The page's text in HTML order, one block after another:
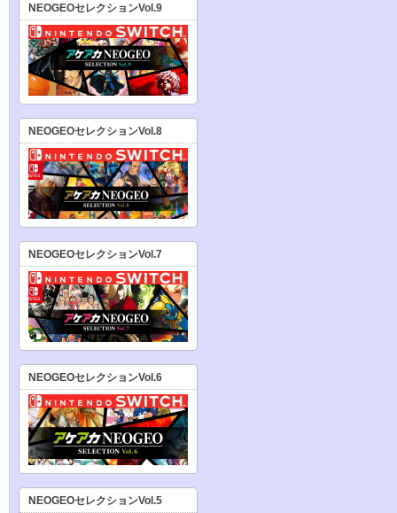
NEOGEOセレクションVol.9
NEOGEOセレクションVol.8
NEOGEOセレクションVol.7
NEOGEOセレクションVol.6
NEOGEOセレクションVol.5